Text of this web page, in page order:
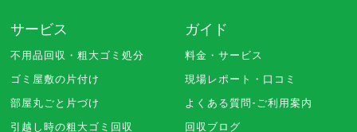
サービス
不用品回収・粗大ゴミ処分
ゴミ屋敷の片付け
部屋丸ごと片づけ
引越し時の粗大ゴミ回収
ガイド
料金・サービス
現場レポート・口コミ
よくある質問-ご利用案内
回収ブログ